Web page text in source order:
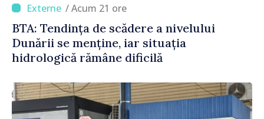
/ Acum 21 ore
BTA: Tendința de scădere a nivelului
Dunării se menține, iar situația
hidrologică rămâne dificilă